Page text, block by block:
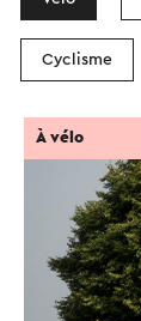
Cyclisme
À vélo